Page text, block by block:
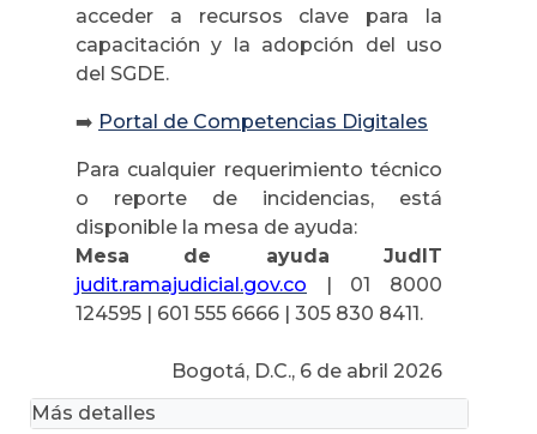
acceder a recursos clave para la
capacitación y la adopción del uso
del SGDE.
➡️ Portal de Competencias Digitales
Para cualquier requerimiento técnico
o reporte de incidencias, está
disponible la mesa de ayuda:
Mesa de ayuda JudIT
judit.ramajudicial.gov.co | 01 8000
124595 | 601 555 6666 | 305 830 8411.
Bogotá, D.C., 6 de abril 2026
Más detalles